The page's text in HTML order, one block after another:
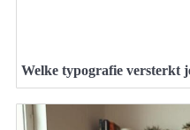
Welke typografie versterkt